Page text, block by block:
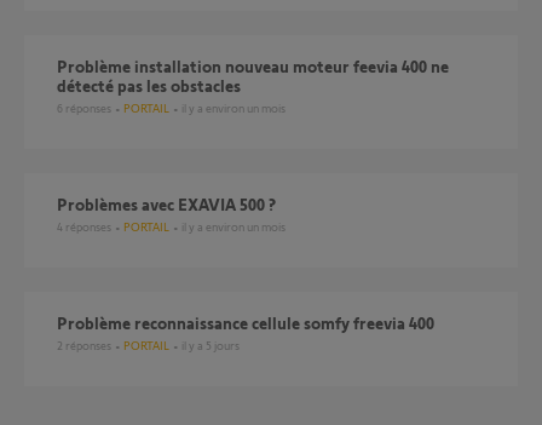
Problème installation nouveau moteur feevia 400 ne
détecté pas les obstacles
6 réponses PORTAIL il y a environ un mois
Problèmes avec EXAVIA 500 ?
4 réponses PORTAIL il y a environ un mois
Problème reconnaissance cellule somfy freevia 400
2 réponses PORTAIL il y a 5 jours